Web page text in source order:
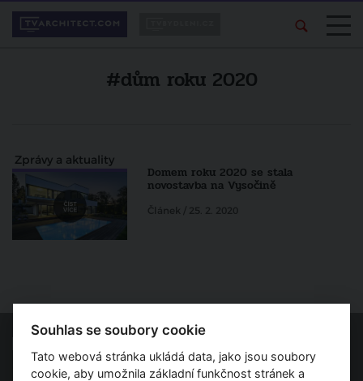
#dům roku 2020
Zprávy a aktuality
Domem roku 2020 se stala
novostavba na Vysočině
Článek / 25. 2. 2020
Spojujeme svět architektury
Souhlas se soubory cookie
Tato webová stránka ukládá data, jako jsou soubory
cookie, aby umožnila základní funkčnost stránek a